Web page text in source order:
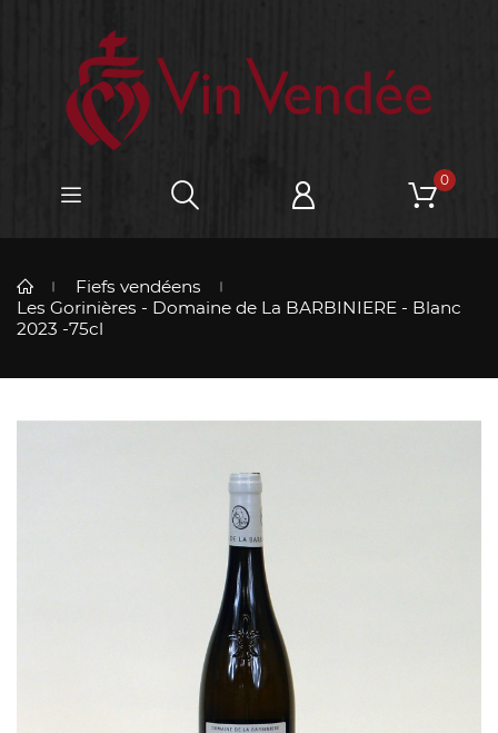
0
Fiefs vendéens
Les Gorinières - Domaine de La BARBINIERE - Blanc
2023 -75cl